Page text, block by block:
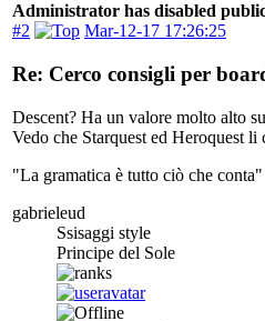
Administrator has disabled
#2
Mar-12-17 17:26:25
Re: Cerco consigli per
Descent? Ha un valore molto alto
Vedo che Starquest ed Heroquest
"La gramatica è tutto ciò che conta"
gabrieleud
Ssisaggi style
Principe del Sole